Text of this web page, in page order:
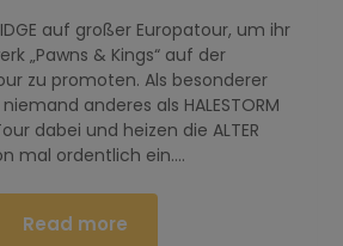
auf großer Europatour, um ihr
„Pawns & Kings“ auf der
zu promoten. Als besonderer
anderes als HALESTORM
dabei und heizen die ALTER
mal ordentlich ein….
Read more